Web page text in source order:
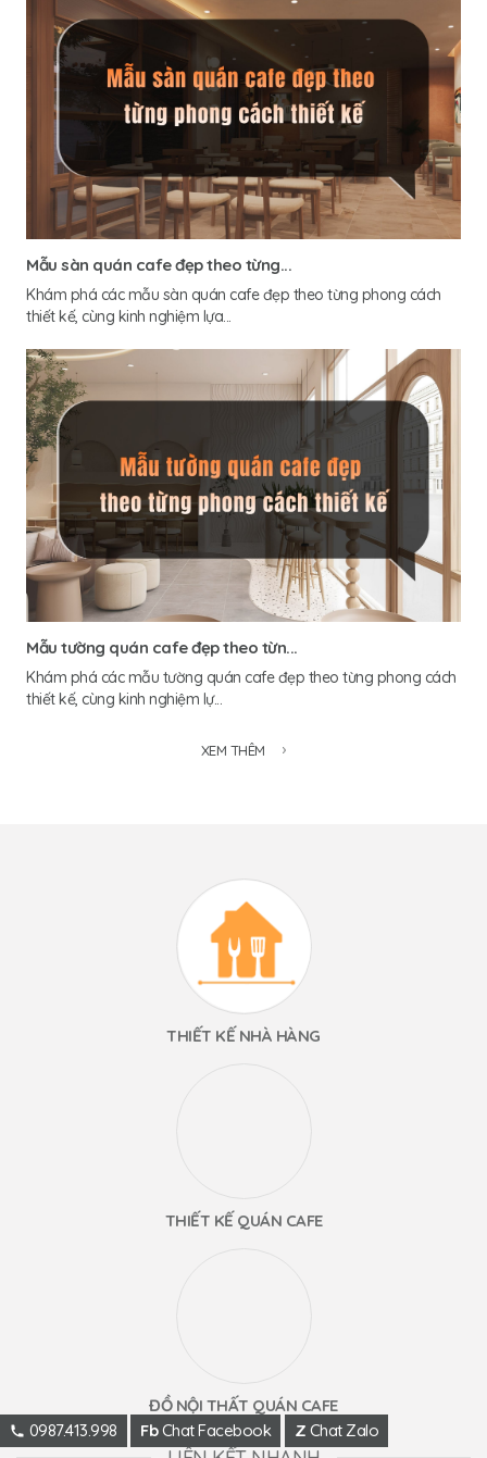
Mẫu sàn quán cafe đẹp theo từng...
Khám phá các mẫu sàn quán cafe đẹp theo từng phong cách
thiết kế, cùng kinh nghiệm lựa...
Mẫu tường quán cafe đẹp theo từn...
Khám phá các mẫu tường quán cafe đẹp theo từng phong cách
thiết kế, cùng kinh nghiệm lự...
XEM THÊM
THIẾT KẾ NHÀ HÀNG
THIẾT KẾ QUÁN CAFE
ĐỒ NỘI THẤT QUÁN CAFE
0987.413.998 Fb Chat Facebook Z Chat Zalo